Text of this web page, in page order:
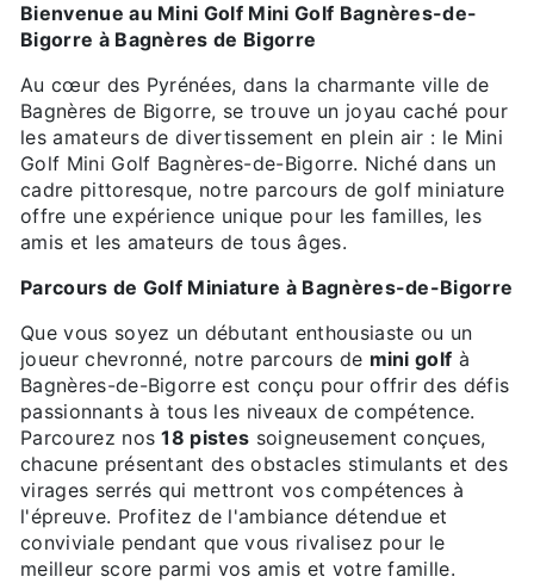
Bienvenue au Mini Golf Mini Golf Bagnères-de-
Bigorre à Bagnères de Bigorre
Au cœur des Pyrénées, dans la charmante ville de
Bagnères de Bigorre, se trouve un joyau caché pour
les amateurs de divertissement en plein air : le Mini
Golf Mini Golf Bagnères-de-Bigorre. Niché dans un
cadre pittoresque, notre parcours de golf miniature
offre une expérience unique pour les familles, les
amis et les amateurs de tous âges.
Parcours de Golf Miniature à Bagnères-de-Bigorre
Que vous soyez un débutant enthousiaste ou un
joueur chevronné, notre parcours de mini golf à
Bagnères-de-Bigorre est conçu pour offrir des défis
passionnants à tous les niveaux de compétence.
Parcourez nos18 pistes soigneusement conçues,
chacune présentant des obstacles stimulants et des
virages serrés qui mettront vos compétences à
l'épreuve. Profitez de l'ambiance détendue et
conviviale pendant que vous rivalisez pour le
meilleur score parmi vos amis et votre famille.